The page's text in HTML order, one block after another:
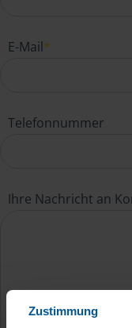
Zustimmung
E-Mail*
Telefonnummer
Ihre Nachricht an